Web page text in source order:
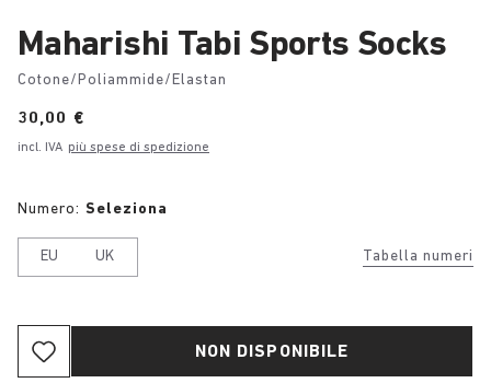
Maharishi Tabi Sports Socks
Cotone/Poliammide/Elastan
Price:
30,00 €
incl. IVA più spese di spedizione
Tabella numeri
Numero: Seleziona
EU UK
NON DISPONIBILE